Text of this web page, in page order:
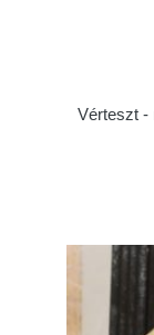
Vérteszt -